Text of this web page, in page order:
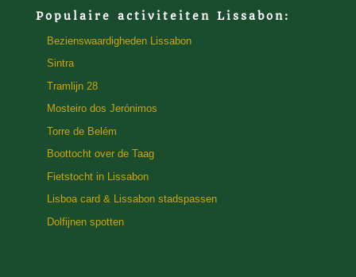
Populaire activiteiten Lissabon:
Bezienswaardigheden Lissabon
Sintra
Tramlijn 28
Mosteiro dos Jerónimos
Torre de Belém
Boottocht over de Taag
Fietstocht in Lissabon
Lisboa card & Lissabon stadspassen
Dolfijnen spotten